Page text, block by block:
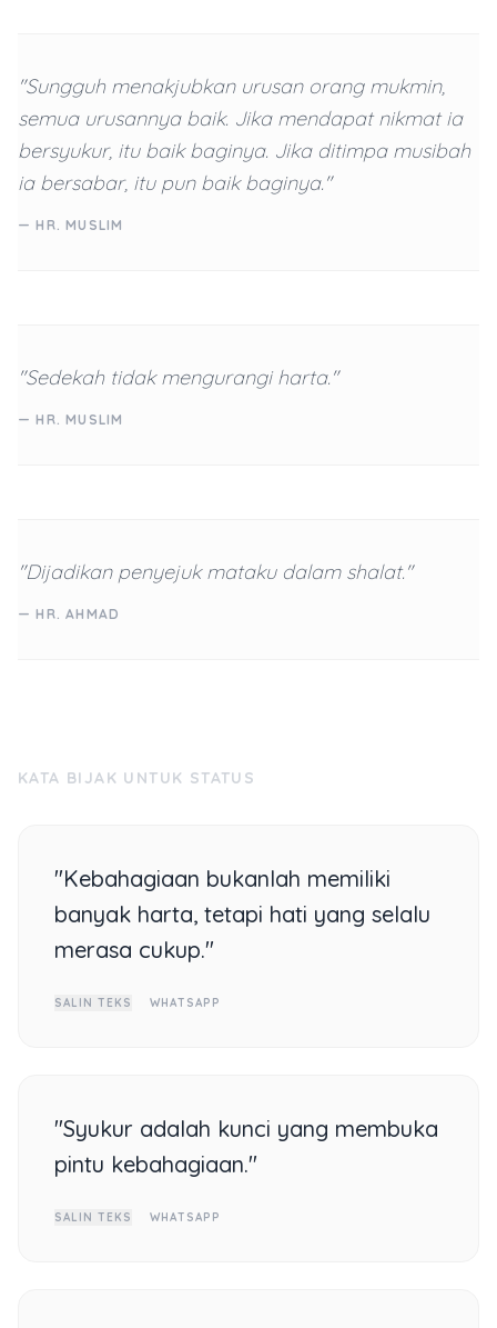
"Sungguh menakjubkan urusan orang mukmin,
semua urusannya baik. Jika mendapat nikmat ia
bersyukur, itu baik baginya. Jika ditimpa musibah
ia bersabar, itu pun baik baginya."
— HR. MUSLIM
"Sedekah tidak mengurangi harta."
— HR. MUSLIM
"Dijadikan penyejuk mataku dalam shalat."
— HR. AHMAD
KATA BIJAK UNTUK STATUS
"Kebahagiaan bukanlah memiliki
banyak harta, tetapi hati yang selalu
merasa cukup."
SALIN TEKS WHATSAPP
"Syukur adalah kunci yang membuka
pintu kebahagiaan."
SALIN TEKS WHATSAPP